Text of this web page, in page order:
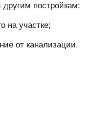
постройкам;
на участке;
от канализации.